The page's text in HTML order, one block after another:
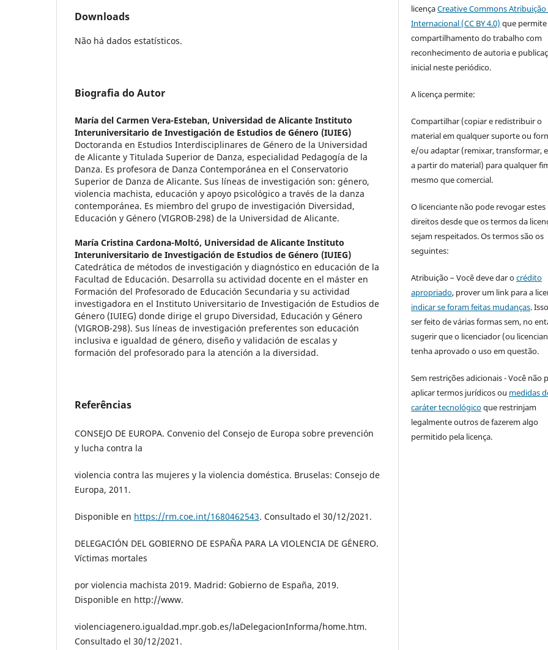
Downloads
Não há dados estatísticos.
Biografia do Autor
María del Carmen Vera-Esteban, Universidad de Alicante Instituto
Interuniversitario de Investigación de Estudios de Género (IUIEG)
Doctoranda en Estudios Interdisciplinares de Género de la Universidad
de Alicante y Titulada Superior de Danza, especialidad Pedagogía de la
Danza. Es profesora de Danza Contemporánea en el Conservatorio
Superior de Danza de Alicante. Sus líneas de investigación son: género,
violencia machista, educación y apoyo psicológico a través de la danza
contemporánea. Es miembro del grupo de investigación Diversidad,
Educación y Género (VIGROB-298) de la Universidad de Alicante.
María Cristina Cardona-Moltó, Universidad de Alicante Instituto
Interuniversitario de Investigación de Estudios de Género (IUIEG)
Catedrática de métodos de investigación y diagnóstico en educación de la
Facultad de Educación. Desarrolla su actividad docente en el máster en
Formación del Profesorado de Educación Secundaria y su actividad
investigadora en el Instituto Universitario de Investigación de Estudios de
Género (IUIEG) donde dirige el grupo Diversidad, Educación y Género
(VIGROB-298). Sus líneas de investigación preferentes son educación
inclusiva e igualdad de género, diseño y validación de escalas y
formación del profesorado para la atención a la diversidad.
Referências
CONSEJO DE EUROPA. Convenio del Consejo de Europa sobre prevención
y lucha contra la
violencia contra las mujeres y la violencia doméstica. Bruselas: Consejo de
Europa, 2011.
Disponible en https://rm.coe.int/1680462543. Consultado el 30/12/2021.
DELEGACIÓN DEL GOBIERNO DE ESPAÑA PARA LA VIOLENCIA DE GÉNERO.
Víctimas mortales
por violencia machista 2019. Madrid: Gobierno de España, 2019.
Disponible en http://www.
violenciagenero.igualdad.mpr.gob.es/laDelegacionInforma/home.htm.
Consultado el 30/12/2021.
licençaCreative Commons Atribuição
Internacional (CC BY 4.0) que
compartilhamento do trabalho com
reconhecimento de autoria e
inicial neste periódico.
A licença permite:
Compartilhar (copiar e redistribuir o
material em qualquer suporte ou
e/ou adaptar (remixar, transformar,
a partir do material) para qualquer
mesmo que comercial.
O licenciante não pode revogar estes
direitos desde que os termos da
sejam respeitados. Os termos são os
seguintes:
Atribuição – Você deve dar ocrédito
apropriado, prover um link para a
indicar se foram feitas mudanças.
ser feito de várias formas sem, no
sugerir que o licenciador (ou
tenha aprovado o uso em questão.
Sem restrições adicionais - Você não
aplicar termos jurídicos ou medidas
caráter tecnológicoque restrinjam
legalmente outros de fazerem algo
permitido pela licença.